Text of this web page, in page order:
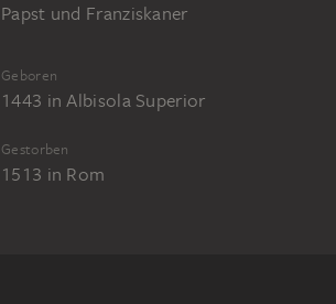
Papst und Franziskaner
Geboren
1443 inAlbisola Superior
Gestorben
1513 in Rom